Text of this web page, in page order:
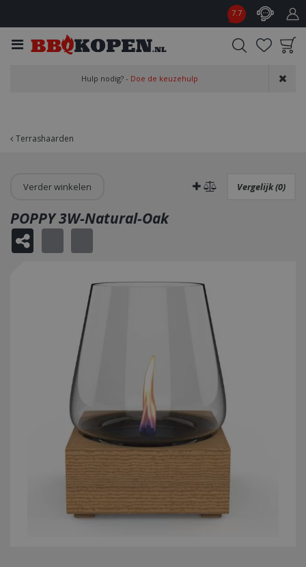
Terrashaarden
7.7
aan wensenlijst
Hulp nodig? - Doe de keuzehulp
Verder winkelen Vergelijk (0)
POPPY 3W-Natural-Oak